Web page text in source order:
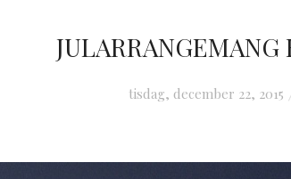
tisdag, december 22, 2015